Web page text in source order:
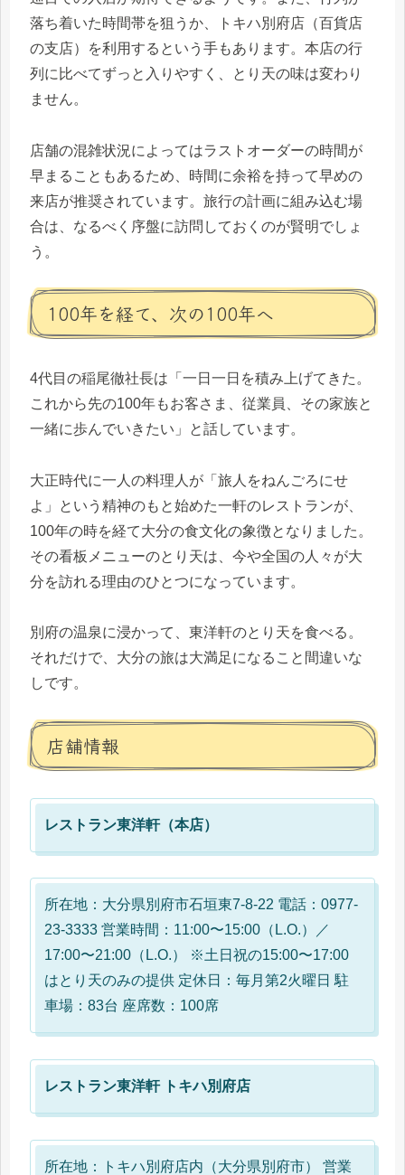
落ち着いた時間帯を狙うか、トキハ別府店（百貨店
の支店）を利用するという手もあります。本店の行
列に比べてずっと入りやすく、とり天の味は変わり
ません。
店舗の混雑状況によってはラストオーダーの時間が
早まることもあるため、時間に余裕を持って早めの
来店が推奨されています。旅行の計画に組み込む場
合は、なるべく序盤に訪問しておくのが賢明でしょ
う。
100年を経て、次の100年へ
4代目の稲尾徹社長は「一日一日を積み上げてきた。
これから先の100年もお客さま、従業員、その家族と
一緒に歩んでいきたい」と話しています。
大正時代に一人の料理人が「旅人をねんごろにせ
よ」という精神のもと始めた一軒のレストランが、
100年の時を経て大分の食文化の象徴となりました。
その看板メニューのとり天は、今や全国の人々が大
分を訪れる理由のひとつになっています。
別府の温泉に浸かって、東洋軒のとり天を食べる。
それだけで、大分の旅は大満足になること間違いな
しです。
店舗情報
レストラン東洋軒（本店）
所在地：大分県別府市石垣東7-8-22 電話：0977-
23-3333 営業時間：11:00〜15:00（L.O.）／
17:00〜21:00（L.O.） ※土日祝の15:00〜17:00
はとり天のみの提供 定休日：毎月第2火曜日 駐
車場：83台 座席数：100席
レストラン東洋軒 トキハ別府店
所在地：トキハ別府店内（大分県別府市） 営業